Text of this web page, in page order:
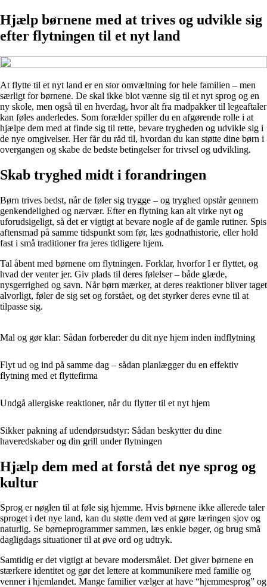
Hjælp børnene med at trives og udvikle sig
efter flytningen til et nyt land
At flytte til et nyt land er en stor omvæltning for hele familien – men
særligt for børnene. De skal ikke blot vænne sig til et nyt sprog og en
ny skole, men også til en hverdag, hvor alt fra madpakker til legeaftaler
kan føles anderledes. Som forælder spiller du en afgørende rolle i at
hjælpe dem med at finde sig til rette, bevare trygheden og udvikle sig i
de nye omgivelser. Her får du råd til, hvordan du kan støtte dine børn i
overgangen og skabe de bedste betingelser for trivsel og udvikling.
Skab tryghed midt i forandringen
Børn trives bedst, når de føler sig trygge – og tryghed opstår gennem
genkendelighed og nærvær. Efter en flytning kan alt virke nyt og
uforudsigeligt, så det er vigtigt at bevare nogle af de gamle rutiner. Spis
aftensmad på samme tidspunkt som før, læs godnathistorie, eller hold
fast i små traditioner fra jeres tidligere hjem.
Tal åbent med børnene om flytningen. Forklar, hvorfor I er flyttet, og
hvad der venter jer. Giv plads til deres følelser – både glæde,
nysgerrighed og savn. Når børn mærker, at deres reaktioner bliver taget
alvorligt, føler de sig set og forstået, og det styrker deres evne til at
tilpasse sig.
Mal og gør klar: Sådan forbereder du dit nye hjem inden indflytning
Flyt ud og ind på samme dag – sådan planlægger du en effektiv
flytning med et flyttefirma
Undgå allergiske reaktioner, når du flytter til et nyt hjem
Sikker pakning af udendørsudstyr: Sådan beskytter du dine
haveredskaber og din grill under flytningen
Hjælp dem med at forstå det nye sprog og
kultur
Sprog er nøglen til at føle sig hjemme. Hvis børnene ikke allerede taler
sproget i det nye land, kan du støtte dem ved at gøre læringen sjov og
naturlig. Se børneprogrammer sammen, læs enkle bøger, og brug små
dagligdags situationer til at øve ord og udtryk.
Samtidig er det vigtigt at bevare modersmålet. Det giver børnene en
stærkere identitet og gør det lettere at kommunikere med familie og
venner i hjemlandet. Mange familier vælger at have “hjemmesprog” og